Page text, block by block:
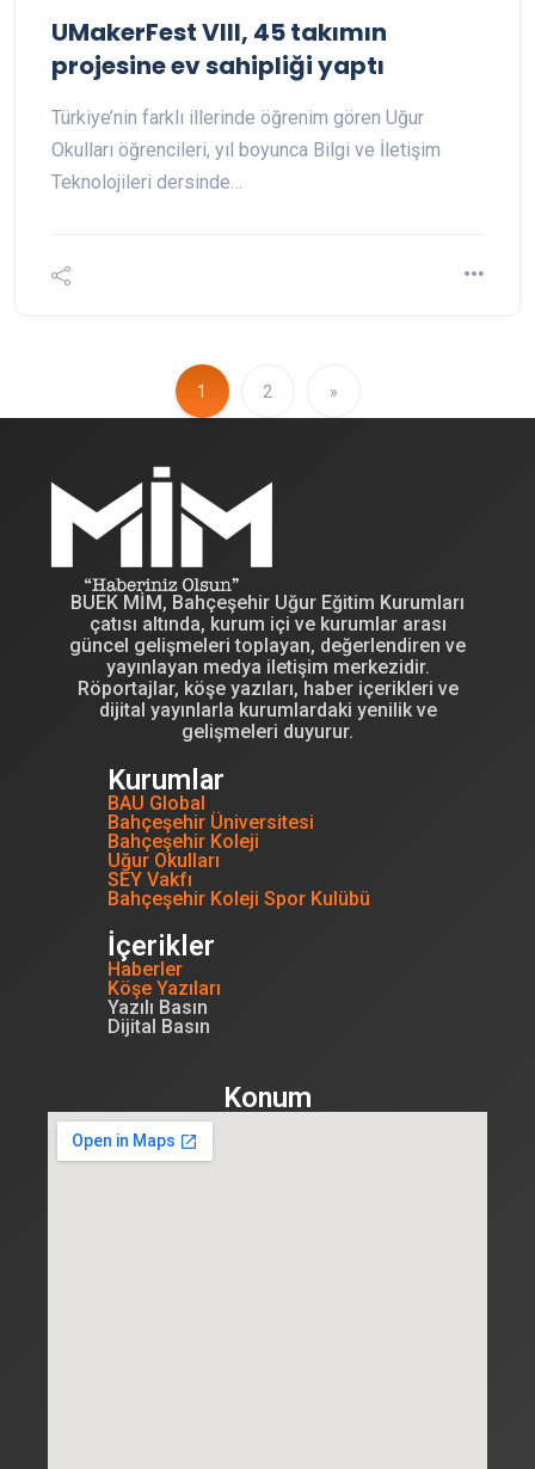
UMakerFest VIII, 45 takımın
projesine ev sahipliği yaptı
Türkiye’nin farklı illerinde öğrenim gören Uğur
Okulları öğrencileri, yıl boyunca Bilgi ve İletişim
Teknolojileri dersinde…
1 2 »
BUEK MİM, Bahçeşehir Uğur Eğitim Kurumları
çatısı altında, kurum içi ve kurumlar arası
güncel gelişmeleri toplayan, değerlendiren ve
yayınlayan medya iletişim merkezidir.
Röportajlar, köşe yazıları, haber içerikleri ve
dijital yayınlarla kurumlardaki yenilik ve
gelişmeleri duyurur.
Kurumlar
BAU Global
Bahçeşehir Üniversitesi
Bahçeşehir Koleji
Uğur Okulları
SEY Vakfı
Bahçeşehir Koleji Spor Kulübü
İçerikler
Haberler
Köşe Yazıları
Yazılı Basın
Dijital Basın
Konum